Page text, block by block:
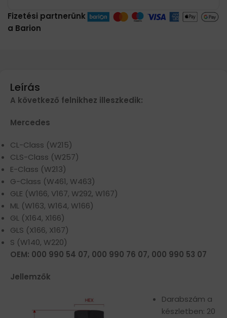
Fizetési partnerünk
a Barion
Leírás
A következő felnikhez illeszkedik:
Mercedes
CL-Class (W215)
CLS-Class (W257)
E-Class (W213)
G-Class (W461, W463)
GLE (W166, V167, W292, W167)
ML (W163, W164, W166)
GL (X164, X166)
GLS (X166, X167)
S (W140, W220)
OEM: 000 990 54 07, 000 990 76 07, 000 990 53 07
Jellemzők
Darabszám a
készletben: 20